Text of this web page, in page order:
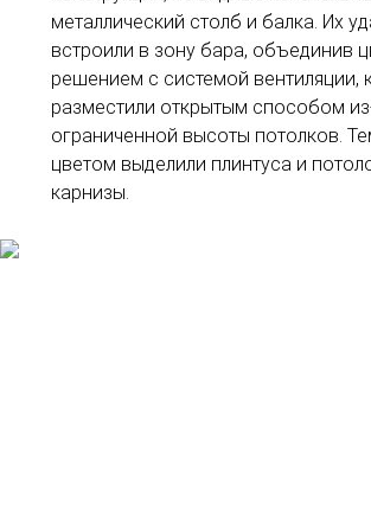
металлический столб и балка. Их
встроили в зону бара, объединив
решением с системой вентиляции,
разместили открытым способом
ограниченной высоты потолков.
цветом выделили плинтуса и
карнизы.